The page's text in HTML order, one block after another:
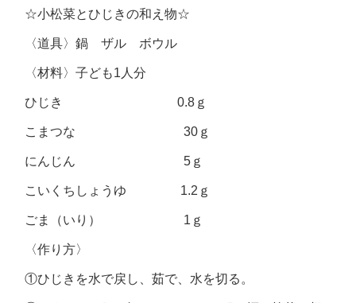
☆小松菜とひじきの和え物☆
〈道具〉鍋 ザル ボウル
〈材料〉子ども1人分
ひじき 0.8ｇ
こまつな 30ｇ
にんじん 5ｇ
こいくちしょうゆ 1.2ｇ
ごま（いり） 1ｇ
〈作り方〉
①ひじきを水で戻し、茹で、水を切る。